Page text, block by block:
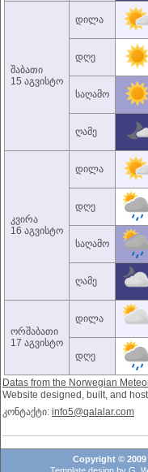
შაბათი
15 აგვისტო
დილა
დღე
საღამო
ღამე
კვირა
16 აგვისტო
დილა
დღე
საღამო
ღამე
ორშაბათი
17 აგვისტო
დილა
დღე
Datas from the Norwegian
Website designed, built, and
კონტაქტი: info5@qalalar.com
Copyright © 2009